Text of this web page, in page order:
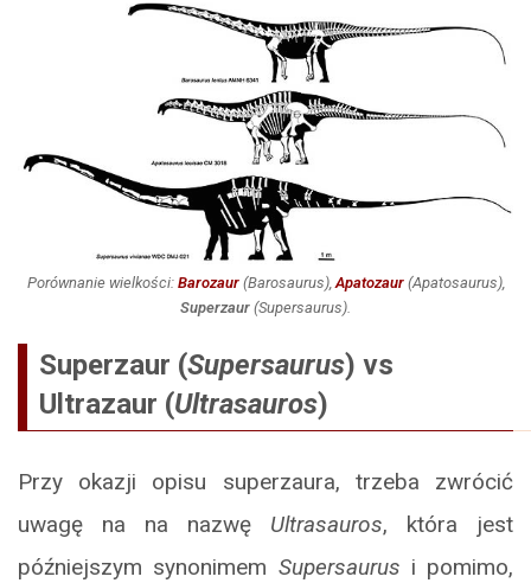
Porównanie wielkości: Barozaur(Barosaurus),Apatozaur(Apatosaurus),
Superzaur (Supersaurus).
Superzaur (Supersaurus) vs
Ultrazaur (Ultrasauros)
Przy okazji opisu superzaura, trzeba zwrócić
uwagę na na nazwę Ultrasauros, która jest
późniejszym synonimem Supersaurus i pomimo,